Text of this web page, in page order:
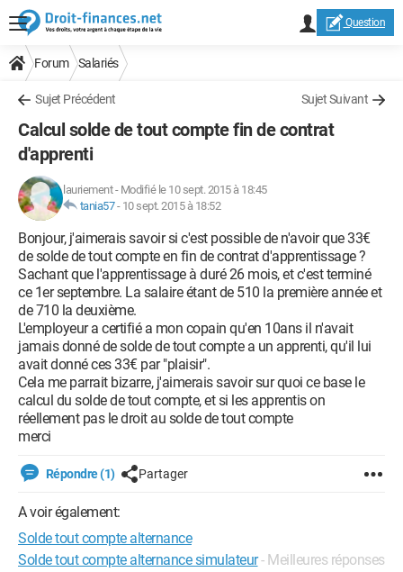
Question
Forum Salariés
Sujet Précédent Sujet Suivant
Calcul solde de tout compte fin de contrat
d'apprenti
lauriement- Modifié le 10 sept. 2015 à 18:45
tania57- 10 sept. 2015 à 18:52
Bonjour, j'aimerais savoir si c'est possible de n'avoir que 33€
de solde de tout compte en fin de contrat d'apprentissage ?
Sachant que l'apprentissage à duré 26 mois, et c'est terminé
ce 1er septembre. La salaire étant de 510 la première année et
de 710 la deuxième.
L'employeur a certifié a mon copain qu'en 10ans il n'avait
jamais donné de solde de tout compte a un apprenti, qu'il lui
avait donné ces 33€ par "plaisir".
Cela me parrait bizarre, j'aimerais savoir sur quoi ce base le
calcul du solde de tout compte, et si les apprentis on
réellement pas le droit au solde de tout compte
merci
Répondre (1) Partager
A voir également:
Solde tout compte alternance
Solde tout compte alternance simulateur- Meilleures réponses